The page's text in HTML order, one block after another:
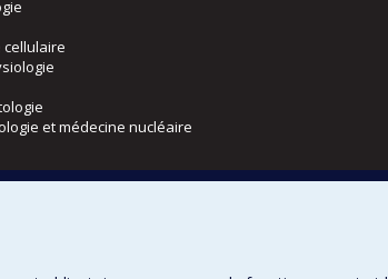
cellulaire
et médecine nucléaire